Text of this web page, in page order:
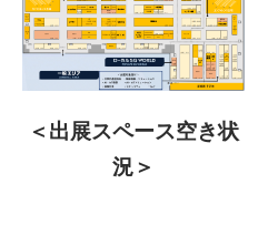
＜出展スペース空き状
況＞